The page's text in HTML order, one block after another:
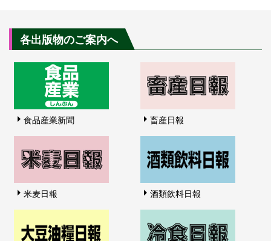
各出版物のご案内へ
食品産業新聞 畜産日報
米麦日報 酒類飲料日報